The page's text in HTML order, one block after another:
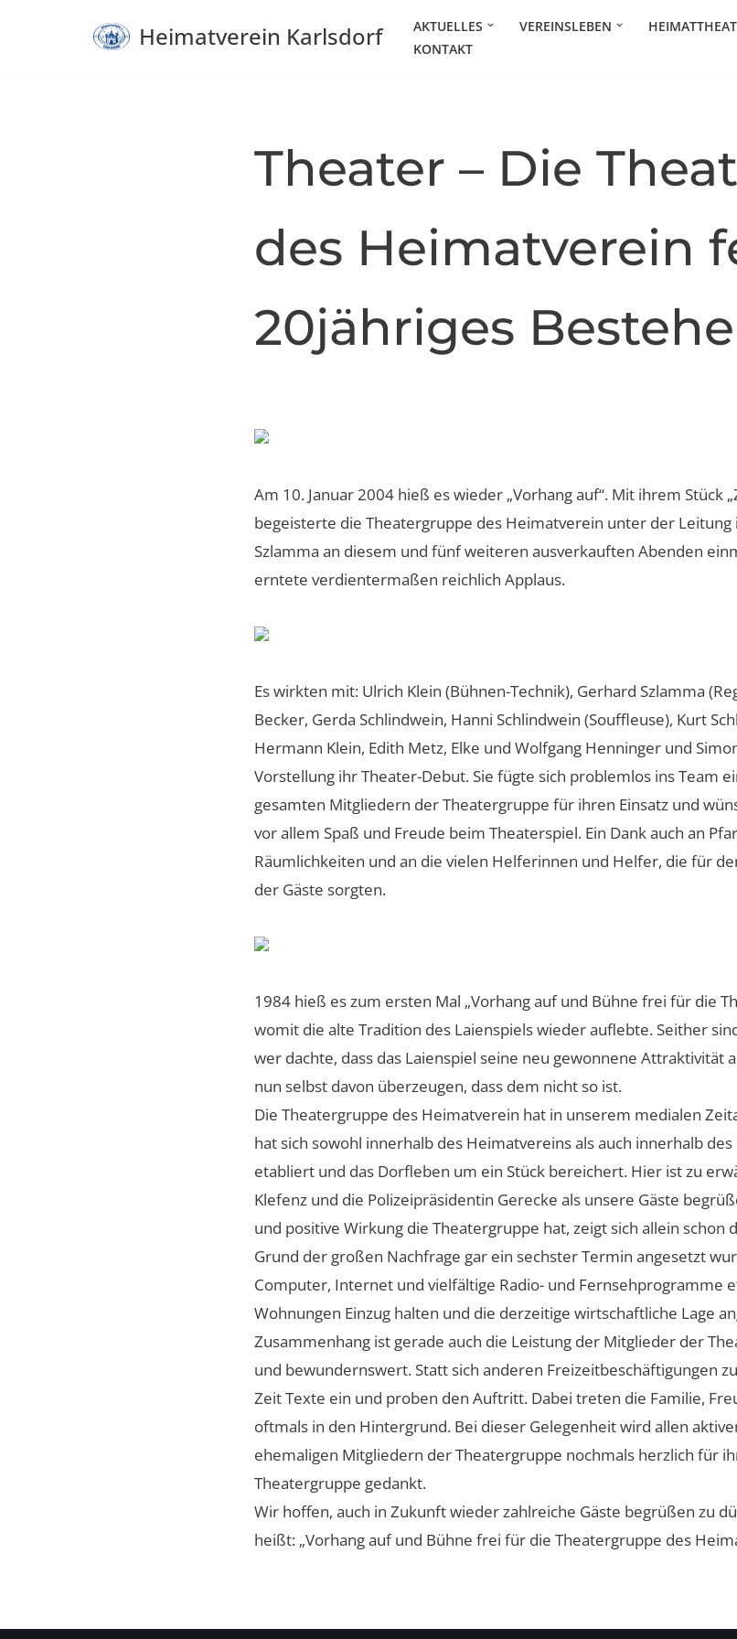
Heimatverein Karlsdorf AKTUELLES VEREINSLEBEN
KONTAKT
Theater – Die
des Heimatverein
20jähriges
Am 10. Januar 2004 hieß es wieder „Vorhang auf“. Mit ihrem Stück
begeisterte die Theatergruppe des Heimatverein unter der Leitung
Szlamma an diesem und fünf weiteren ausverkauften Abenden
erntete verdientermaßen reichlich Applaus.
Es wirkten mit: Ulrich Klein (Bühnen-Technik), Gerhard Szlamma
Becker, Gerda Schlindwein, Hanni Schlindwein (Souffleuse), Kurt
Hermann Klein, Edith Metz, Elke und Wolfgang Henninger und
Vorstellung ihr Theater-Debut. Sie fügte sich problemlos ins Team
gesamten Mitgliedern der Theatergruppe für ihren Einsatz und
vor allem Spaß und Freude beim Theaterspiel. Ein Dank auch an
Räumlichkeiten und an die vielen Helferinnen und Helfer, die für
der Gäste sorgten.
1984 hieß es zum ersten Mal „Vorhang auf und Bühne frei für die
womit die alte Tradition des Laienspiels wieder auflebte. Seither
wer dachte, dass das Laienspiel seine neu gewonnene Attraktivität
nun selbst davon überzeugen, dass dem nicht so ist.
Die Theatergruppe des Heimatverein hat in unserem medialen
hat sich sowohl innerhalb des Heimatvereins als auch innerhalb
etabliert und das Dorfleben um ein Stück bereichert. Hier ist zu
Klefenz und die Polizeipräsidentin Gerecke als unsere Gäste
und positive Wirkung die Theatergruppe hat, zeigt sich allein schon
Grund der großen Nachfrage gar ein sechster Termin angesetzt
Computer, Internet und vielfältige Radio- und Fernsehprogramme
Wohnungen Einzug halten und die derzeitige wirtschaftliche Lage
Zusammenhang ist gerade auch die Leistung der Mitglieder der
und bewundernswert. Statt sich anderen Freizeitbeschäftigungen
Zeit Texte ein und proben den Auftritt. Dabei treten die Familie,
oftmals in den Hintergrund. Bei dieser Gelegenheit wird allen
ehemaligen Mitgliedern der Theatergruppe nochmals herzlich für
Theatergruppe gedankt.
Wir hoffen, auch in Zukunft wieder zahlreiche Gäste begrüßen zu
heißt: „Vorhang auf und Bühne frei für die Theatergruppe des